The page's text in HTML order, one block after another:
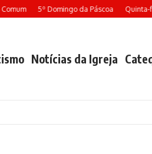
5º Domingo da Páscoa Quinta-
Notícias da Igreja